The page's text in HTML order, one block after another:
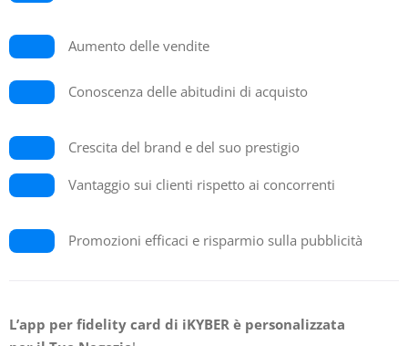
Aumento delle vendite
Conoscenza delle abitudini di acquisto
Crescita del brand e del suo prestigio
Vantaggio sui clienti rispetto ai concorrenti
Promozioni efficaci e risparmio sulla pubblicità
L’app per fidelity card di iKYBER è personalizzata